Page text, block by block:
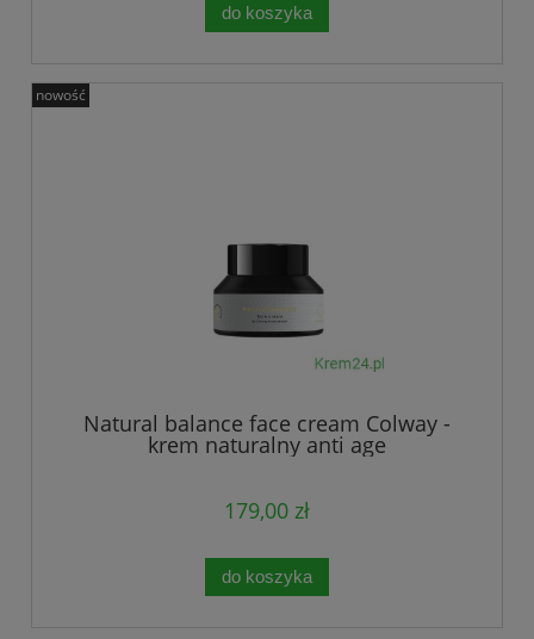
do koszyka
Natural balance face cream Colway -
krem naturalny anti age
179,00 zł
do koszyka
nowość